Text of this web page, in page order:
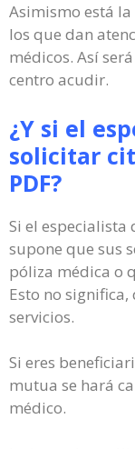
Asimismo está
los que dan
médicos. Así
centro acudir.
¿Y si el
solicitar
PDF?
Si el especialista
supone que sus
póliza médica o
Esto no
servicios.
Si eres
mutua se hará
médico.